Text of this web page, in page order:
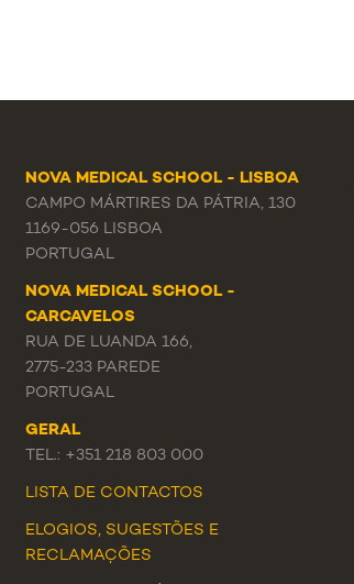
NOVA MEDICAL SCHOOL - LISBOA
CAMPO MÁRTIRES DA PÁTRIA, 130
1169-056 LISBOA
PORTUGAL
NOVA MEDICAL SCHOOL -
CARCAVELOS
RUA DE LUANDA 166,
2775-233 PAREDE
PORTUGAL
GERAL
TEL.: +351 218 803 000
LISTA DE CONTACTOS
ELOGIOS, SUGESTÕES E
RECLAMAÇÕES